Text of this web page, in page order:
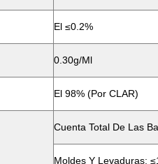
El ≤0.2%
0.30g/ml
El 98% (por CLAR)
Cuenta Total De Las
Moldes Y Levaduras: